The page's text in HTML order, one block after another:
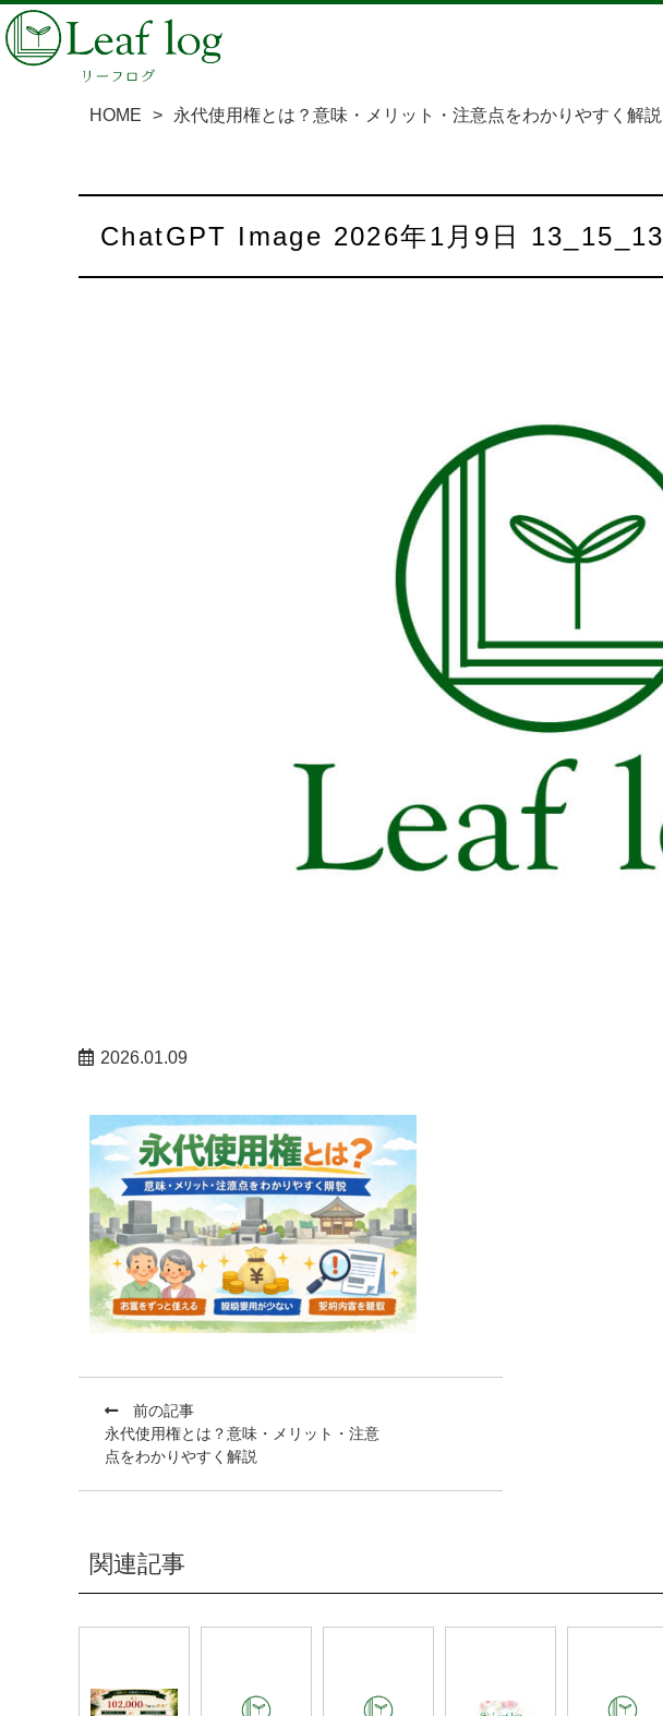
HOME > 永代使用権とは？意味・メリット・注意点をわかりやすく解説
ChatGPT Image 2026年1月9日 13_15_13
2026.01.09
前の記事
永代使用権とは？意味・メリット・注意
点をわかりやすく解説
関連記事